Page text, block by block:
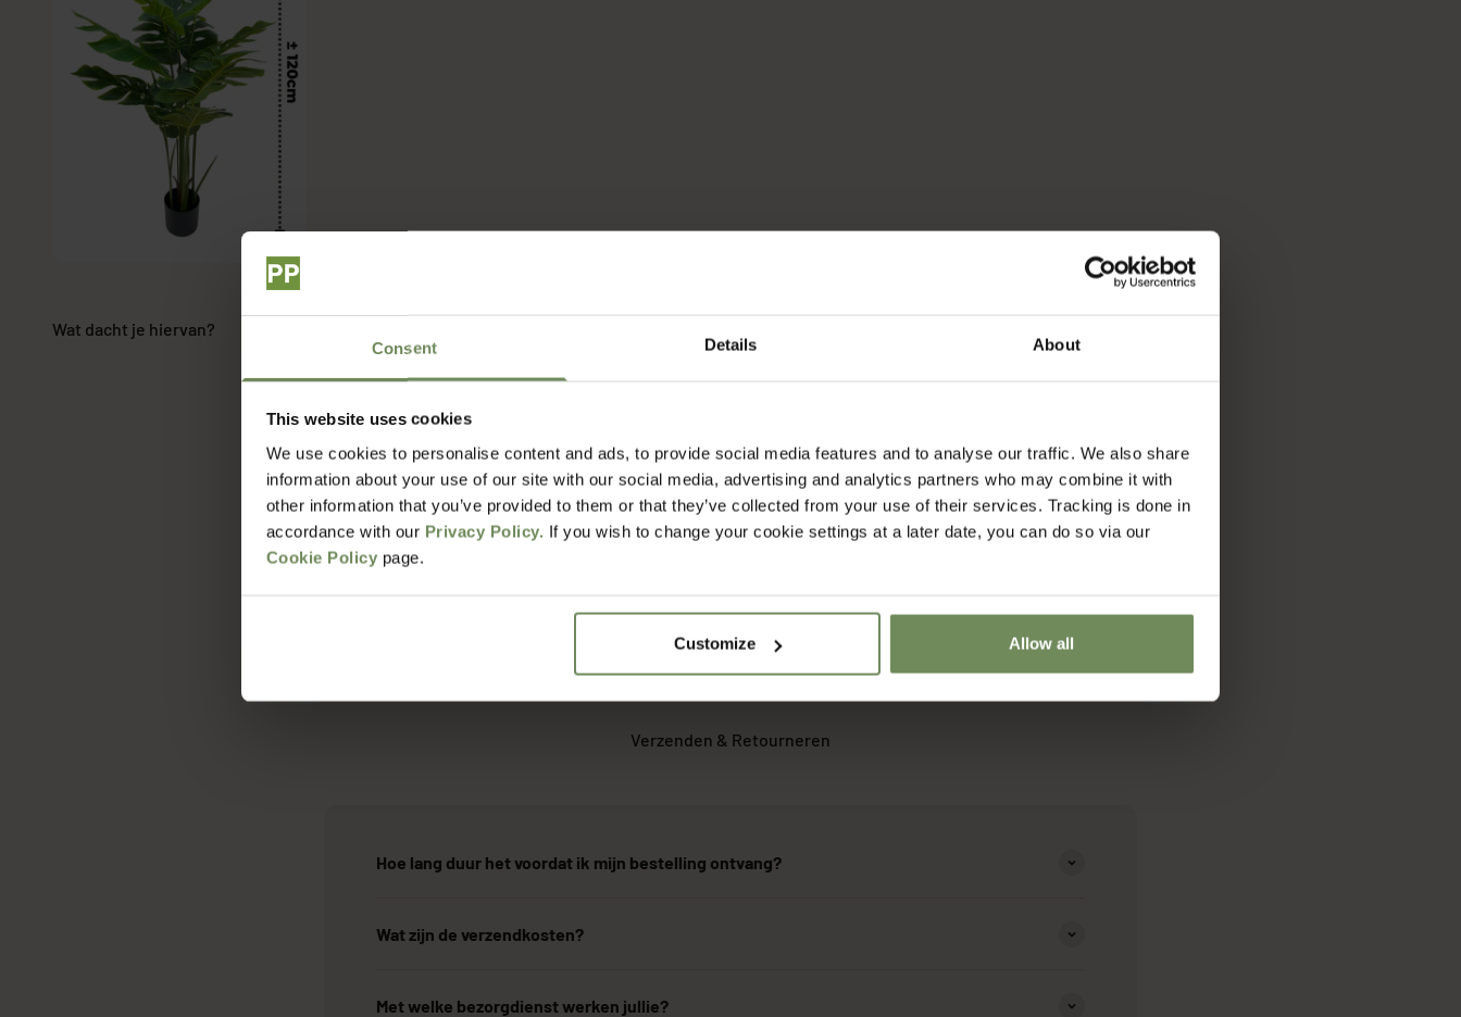
Consent Details About
This website uses cookies
We use cookies to personalise content and ads, to provide social media features and to analyse our traffic. We also share
information about your use of our site with our social media, advertising and analytics partners who may combine it with
other information that you’ve provided to them or that they’ve collected from your use of their services. Tracking is done in
accordance with our Privacy Policy. If you wish to change your cookie settings at a later date, you can do so via our
Cookie Policy page.
Customize Allow all
Wat dacht je hiervan?
Verzenden & Retourneren
Hoe lang duur het voordat ik mijn bestelling ontvang?
Wat zijn de verzendkosten?
Met welke bezorgdienst werken jullie?